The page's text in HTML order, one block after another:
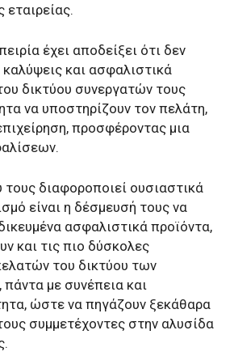
εταιρείας.
έχει αποδείξει ότι δεν
και ασφαλιστικά
δικτύου συνεργατών τους
να υποστηρίζουν τον πελάτη,
προσφέροντας μια
διαφοροποιεί ουσιαστικά
είναι η δέσμευσή τους να
ασφαλιστικά προϊόντα,
και τις πιο δύσκολες
του δικτύου των
με συνέπεια και
ώστε να πηγάζουν ξεκάθαρα
συμμετέχοντες στην αλυσίδα